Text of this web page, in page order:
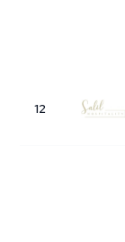
12